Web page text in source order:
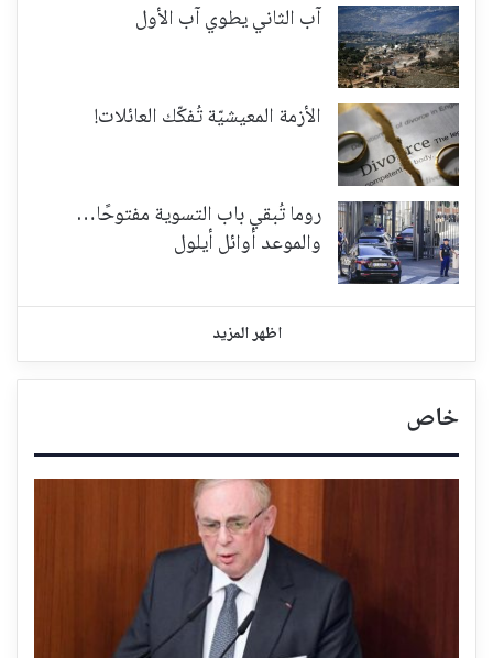
آب الثاني يطوي آب الأول
الأزمة المعيشيّة تُفكّك العائلات!
روما تُبقي باب التسوية مفتوحًا…
والموعد أوائل أيلول
اظهر المزيد
خاص